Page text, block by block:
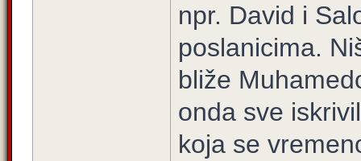
npr. David i
poslanicima.
bliže
onda sve
koja se